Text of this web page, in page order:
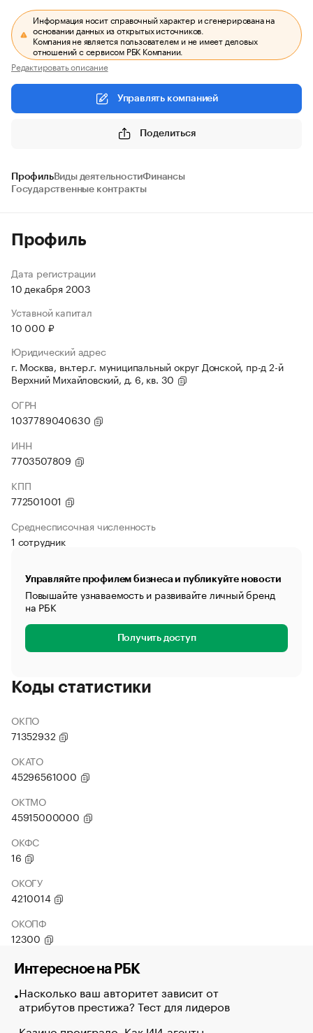
Информация носит справочный характер и сгенерирована на
основании данных из открытых источников.
Компания не является пользователем и не имеет деловых
отношений с сервисом РБК Компании.
Редактировать описание
Управлять компанией
Поделиться
ПрофильВиды деятельностиФинансы
Государственные контракты
Профиль
Дата регистрации
10 декабря 2003
Уставной капитал
10 000 ₽
Юридический адрес
г. Москва, вн.тер.г. муниципальный округ Донской, пр-д 2-й
Верхний Михайловский, д. 6, кв. 30
ОГРН
1037789040630
ИНН
7703507809
КПП
772501001
Среднесписочная численность
1 сотрудник
Управляйте профилем бизнеса и публикуйте новости
Повышайте узнаваемость и развивайте личный бренд
на РБК
Получить доступ
Коды статистики
ОКПО
71352932
ОКАТО
45296561000
ОКТМО
45915000000
ОКФС
16
ОКОГУ
4210014
ОКОПФ
12300
Интересное на РБК
Насколько ваш авторитет зависит от
атрибутов престижа? Тест для лидеров